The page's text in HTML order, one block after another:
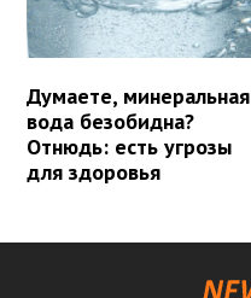
Думаете, минеральная
вода безобидна?
Отнюдь: есть угрозы
для здоровья